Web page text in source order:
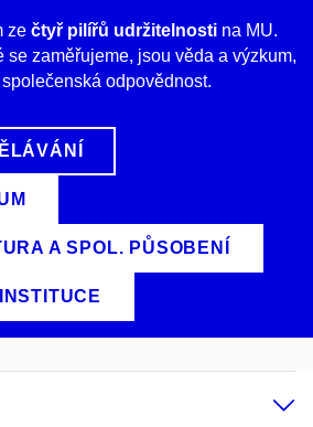
ze čtyř pilířů udržitelnosti na MU.
se zaměřujeme, jsou věda a výzkum,
odpovědnost.
A SPOL. PŮSOBENÍ